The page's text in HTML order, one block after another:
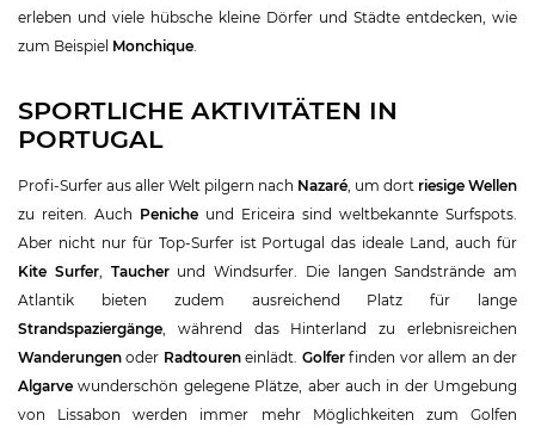
erleben und viele hübsche kleine Dörfer und Städte entdecken, wie
zum Beispiel Monchique.
SPORTLICHE AKTIVITÄTEN IN
PORTUGAL
Profi-Surfer aus aller Welt pilgern nach Nazaré, um dort riesige Wellen
zu reiten. Auch Peniche und Ericeira sind weltbekannte Surfspots.
Aber nicht nur für Top-Surfer ist Portugal das ideale Land, auch für
Kite Surfer, Taucherund Windsurfer. Die langen Sandstrände am
Atlantik bieten zudem ausreichend Platz für lange
Strandspaziergänge, während das Hinterland zu erlebnisreichen
Wanderungenoder Radtoureneinlädt. Golferfinden vor allem an der
Algarvewunderschön gelegene Plätze, aber auch in der Umgebung
von Lissabon werden immer mehr Möglichkeiten zum Golfen